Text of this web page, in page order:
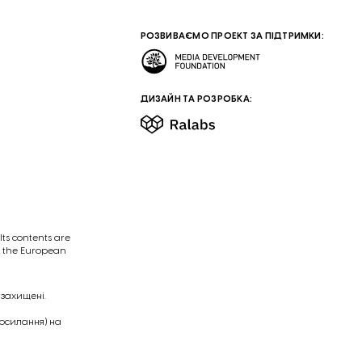
РОЗВИВАЄМО ПРОЕКТ ЗА ПІДТРИМКИ:
ДИЗАЙН ТА РОЗРОБКА:
contents are
European
на